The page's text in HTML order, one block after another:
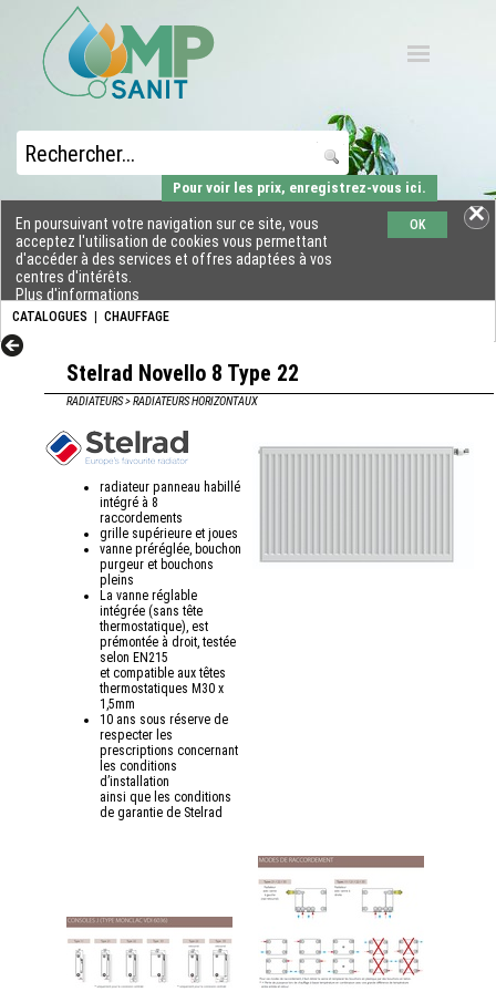
CATALOGUES CHAUFFAGE
En poursuivant votre navigation sur ce site, vous
acceptez l'utilisation de cookies vous permettant
d'accéder à des services et offres adaptées à vos
centres d'intérêts.
Plus d'informations
OK
Pour voir les prix, enregistrez-vous ici.